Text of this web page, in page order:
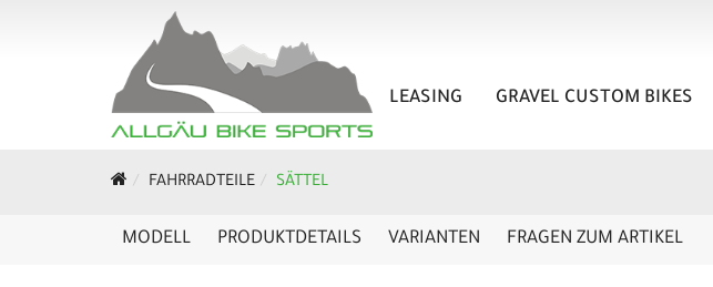
LEASING GRAVEL CUSTOM BIKES
FAHRRADTEILE SÄTTEL
MODELL PRODUKTDETAILS VARIANTEN FRAGEN ZUM ARTIKEL